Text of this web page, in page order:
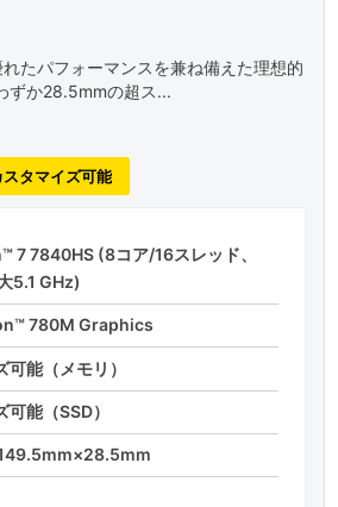
たパフォーマンスを兼ね備えた理想的
ずか28.5mmの超ス...
タマイズ可能
7 7840HS (8コア/16スレッド、
5.1 GHz)
780M Graphics
可能（メモリ）
能（SSD）